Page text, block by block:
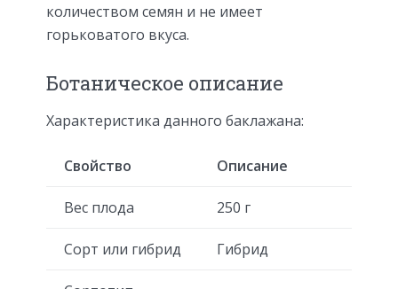
количеством семян и не имеет
горьковатого вкуса.
Ботаническое описание
Характеристика данного баклажана:
Свойство Описание
Вес плода 250 г
Сорт или гибрид Гибрид